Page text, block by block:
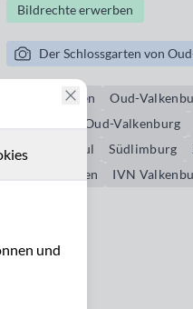
Bildrechte erwerben
Der Schlossgarten von
Schlossgarten
Oud-
Kasteeltuin Oud-Valkenburg
Schin op Geul
Südlimburg
Kräutergarten
IVN
und